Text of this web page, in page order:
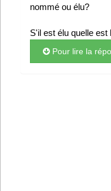
Divers
Abo Lettrasso
nommé ou élu?
S'il est élu quelle
Pour lire la